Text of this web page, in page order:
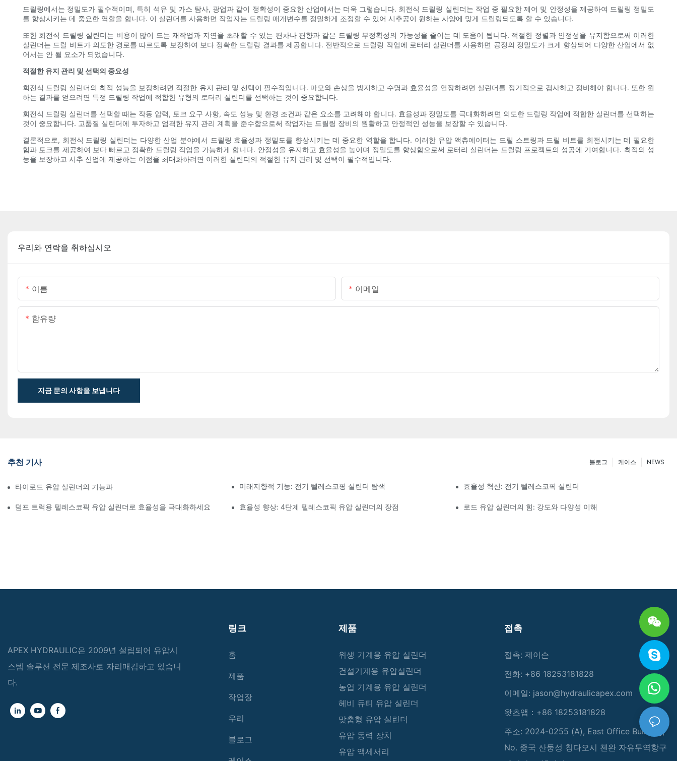
드릴링에서는 정밀도가 필수적이며, 특히 석유 및 가스 탐사, 광업과 같이 정확성이 중요한 산업에서는 더욱 그렇습니다. 회전식 드릴링 실린더는 작업 중 필요한 제어 및 안정성을 제공하여 드릴링 정밀도
를 향상시키는 데 중요한 역할을 합니다. 이 실린더를 사용하면 작업자는 드릴링 매개변수를 정밀하게 조정할 수 있어 시추공이 원하는 사양에 맞게 드릴링되도록 할 수 있습니다.
또한 회전식 드릴링 실린더는 비용이 많이 드는 재작업과 지연을 초래할 수 있는 편차나 편향과 같은 드릴링 부정확성의 가능성을 줄이는 데 도움이 됩니다. 적절한 정렬과 안정성을 유지함으로써 이러한
실린더는 드릴 비트가 의도한 경로를 따르도록 보장하여 보다 정확한 드릴링 결과를 제공합니다. 전반적으로 드릴링 작업에 로터리 실린더를 사용하면 공정의 정밀도가 크게 향상되어 다양한 산업에서 없
어서는 안 될 요소가 되었습니다.
적절한 유지 관리 및 선택의 중요성
회전식 드릴링 실린더의 최적 성능을 보장하려면 적절한 유지 관리 및 선택이 필수적입니다. 마모와 손상을 방지하고 수명과 효율성을 연장하려면 실린더를 정기적으로 검사하고 정비해야 합니다. 또한 원
하는 결과를 얻으려면 특정 드릴링 작업에 적합한 유형의 로터리 실린더를 선택하는 것이 중요합니다.
회전식 드릴링 실린더를 선택할 때는 작동 압력, 토크 요구 사항, 속도 성능 및 환경 조건과 같은 요소를 고려해야 합니다. 효율성과 정밀도를 극대화하려면 의도한 드릴링 작업에 적합한 실린더를 선택하는
것이 중요합니다. 고품질 실린더에 투자하고 엄격한 유지 관리 계획을 준수함으로써 작업자는 드릴링 장비의 원활하고 안정적인 성능을 보장할 수 있습니다.
결론적으로, 회전식 드릴링 실린더는 다양한 산업 분야에서 드릴링 효율성과 정밀도를 향상시키는 데 중요한 역할을 합니다. 이러한 유압 액츄에이터는 드릴 스트링과 드릴 비트를 회전시키는 데 필요한
힘과 토크를 제공하여 보다 빠르고 정확한 드릴링 작업을 가능하게 합니다. 안정성을 유지하고 효율성을 높이며 정밀도를 향상함으로써 로터리 실린더는 드릴링 프로젝트의 성공에 기여합니다. 최적의 성
능을 보장하고 시추 산업에 제공하는 이점을 최대화하려면 이러한 실린더의 적절한 유지 관리 및 선택이 필수적입니다.
우리와 연락을 취하십시오
이름 이메일
함유량
지금 문의 사항을 보냅니다
추천 기사 NEWS
케이스
블로그
타이로드 유압 실린더의 기능과 중요성 이해 미래지향적 기능: 전기 텔레스코핑 실린더 탐색 효율성 혁신: 전기 텔레스코픽 실린더
덤프 트럭용 텔레스코픽 유압 실린더로 효율성을 극대화하세요 효율성 향상: 4단계 텔레스코픽 유압 실린더의 장점 로드 유압 실린더의 힘: 강도와 다양성 이해
APEX HYDRAULIC은 2009년 설립되어 유압시
스템 솔루션 전문 제조사로 자리매김하고 있습니
다.
링크
홈
제품
작업장
우리
블로그
제품
위생 기계용 유압 실린더
건설기계용 유압실린더
농업 기계용 유압 실린더
헤비 듀티 유압 실린더
맞춤형 유압 실린더
유압 동력 장치
유압 액세서리
접촉
접촉: 제이슨
전화: +86 18253181828
이메일: jason@hydraulicapex.com
왓츠앱：+86 18253181828
주소: 2024-0255 (A), East Office Building,
No. 중국 산둥성 칭다오시 첸완 자유무역항구